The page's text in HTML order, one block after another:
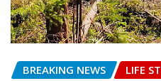
BREAKING NEWS LIFE